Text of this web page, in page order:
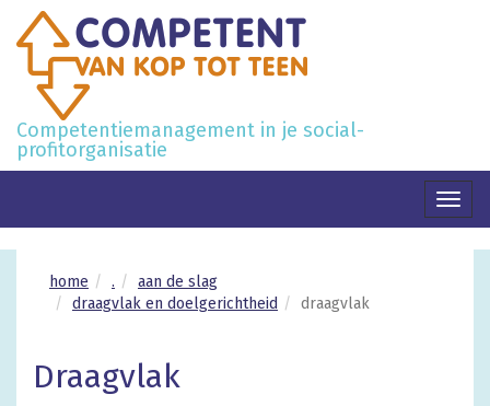
Competentiemanagement in je social-
profitorganisatie
home .
aan de slag
draagvlak en doelgerichtheid
draagvlak
Draagvlak